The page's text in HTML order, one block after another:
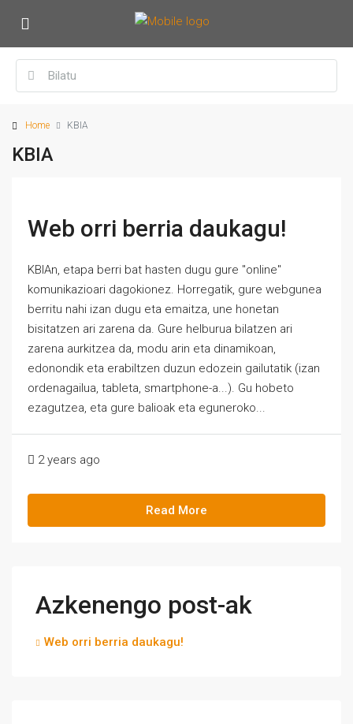
Home KBIA
KBIA
Web orri berria daukagu!
KBIAn, etapa berri bat hasten dugu gure "online"
komunikazioari dagokionez. Horregatik, gure webgunea
berritu nahi izan dugu eta emaitza, une honetan
bisitatzen ari zarena da. Gure helburua bilatzen ari
zarena aurkitzea da, modu arin eta dinamikoan,
edonondik eta erabiltzen duzun edozein gailutatik (izan
ordenagailua, tableta, smartphone-a...). Gu hobeto
ezagutzea, eta gure balioak eta eguneroko...
2 years ago
Read More
Azkenengo post-ak
Web orri berria daukagu!